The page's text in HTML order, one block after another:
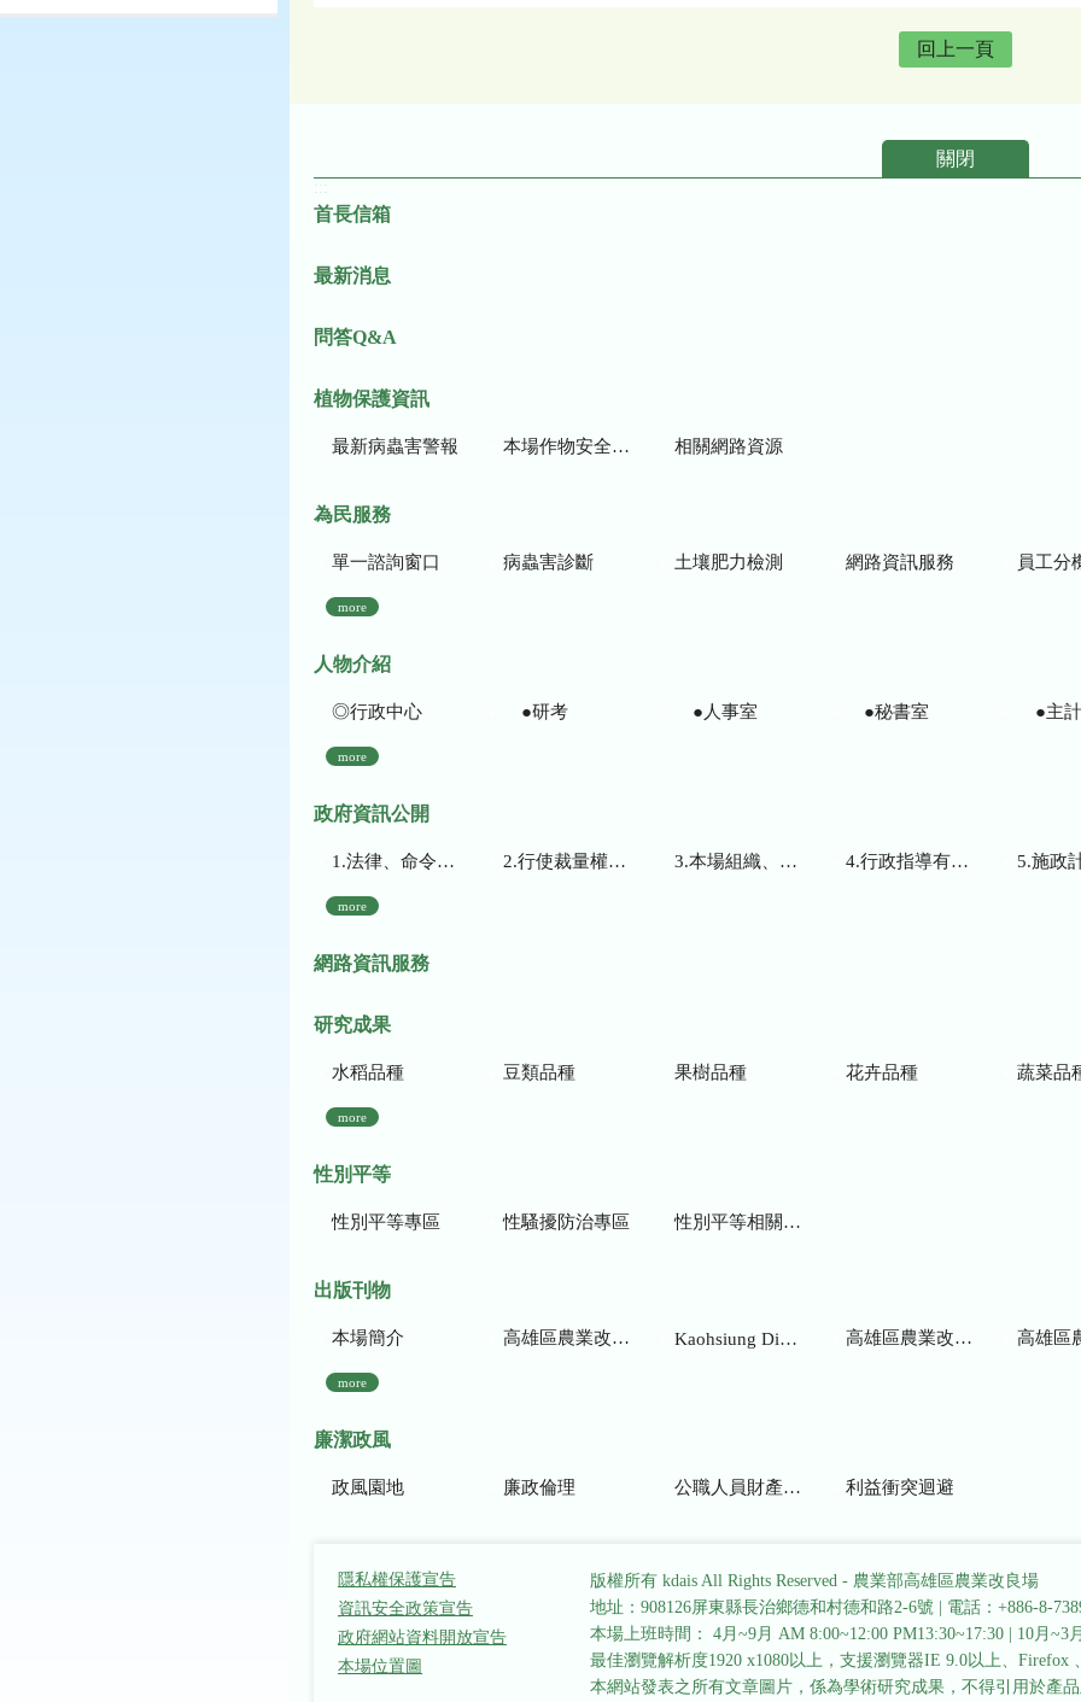
回上一頁
關閉
首長信箱
最新消息
問答Q&A
植物保護資訊
最新病蟲害警報 本場作物安全用藥資訊 相關網路資源
為民服務
單一諮詢窗口 病蟲害診斷 土壤肥力檢測 網路資訊服務 員工分
more
人物介紹
◎行政中心 ●研考 ●人事室 ●秘書室 ●主
more
政府資訊公開
1.法律、命令、法規命令 2.行使裁量權而訂頒之解釋性規定及裁量基準 3.本場組織、職掌及聯絡資訊 4.行政指導有關文書 5.施政計畫、業務
more
網路資訊服務
研究成果
水稻品種 豆類品種 果樹品種 花卉品種 蔬菜品
more
性別平等
性別平等專區 性騷擾防治專區 性別平等相關網站
出版刊物
本場簡介 高雄區農業改良場研究彙報 Kaohsiung District Agricultural Research and Extension Station 高雄區農業改良場年報 高雄區
more
廉潔政風
政風園地 廉政倫理 公職人員財產申報 利益衝突迴避
隱私權保護宣告
資訊安全政策宣告
政府網站資料開放宣告
本場位置圖
版權所有 kdais All Rights Reserved - 農業部高雄區農業改良場
地址：908126屏東縣長治鄉德和村德和路2-6號
電話：+886-8-
本場上班時間： 4月~9月 AM 8:00~12:00 PM13:30~17:30
10月~3
最佳瀏覽解析度1920 x1080以上，支援瀏覽器IE 9.0以上、Firefox
本網站發表之所有文章圖片，係為學術研究成果，不得引用於產